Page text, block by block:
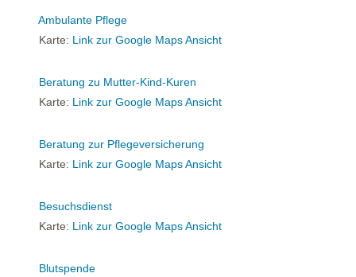
Ambulante Pflege
Karte: Link zur Google Maps Ansicht
Beratung zu Mutter-Kind-Kuren
Karte: Link zur Google Maps Ansicht
Beratung zur Pflegeversicherung
Karte: Link zur Google Maps Ansicht
Besuchsdienst
Karte: Link zur Google Maps Ansicht
Blutspende